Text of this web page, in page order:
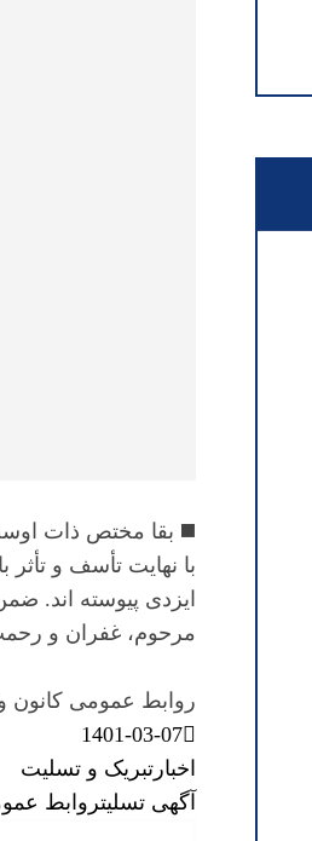
◼️ بقا مختص ذات
با نهایت تأسف و
ایزدی پیوسته اند.
مرحوم، غفران و
روابط عمومی کانون
1401-03-07
اخبار تبریک و تسلیت
آگهی تسلیتروابط